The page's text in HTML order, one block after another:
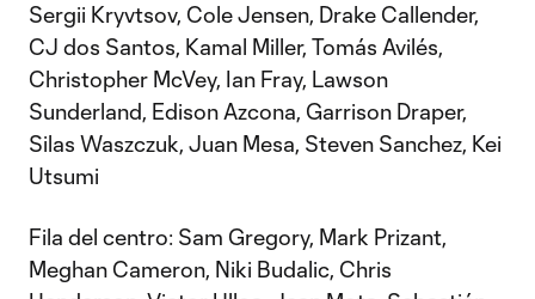
Sergii Kryvtsov, Cole Jensen, Drake Callender,
CJ dos Santos, Kamal Miller, Tomás Avilés,
Christopher McVey, Ian Fray, Lawson
Sunderland, Edison Azcona, Garrison Draper,
Silas Waszczuk, Juan Mesa, Steven Sanchez, Kei
Utsumi
Fila del centro: Sam Gregory, Mark Prizant,
Meghan Cameron, Niki Budalic, Chris